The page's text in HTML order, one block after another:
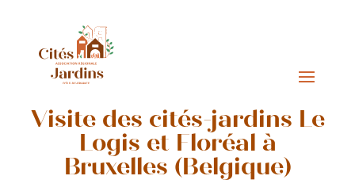
Visite des cités-jardins Le
Logis et Floréal à
Bruxelles (Belgique)